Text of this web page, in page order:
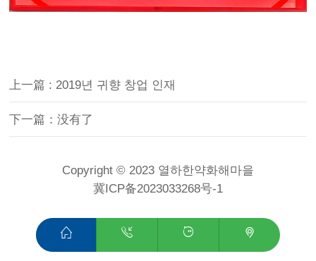
上一篇 : 2019년 귀향 창업 인재
下一篇：没有了
Copyright © 2023 열하한약화해마을
冀ICP备2023033268号-1
   